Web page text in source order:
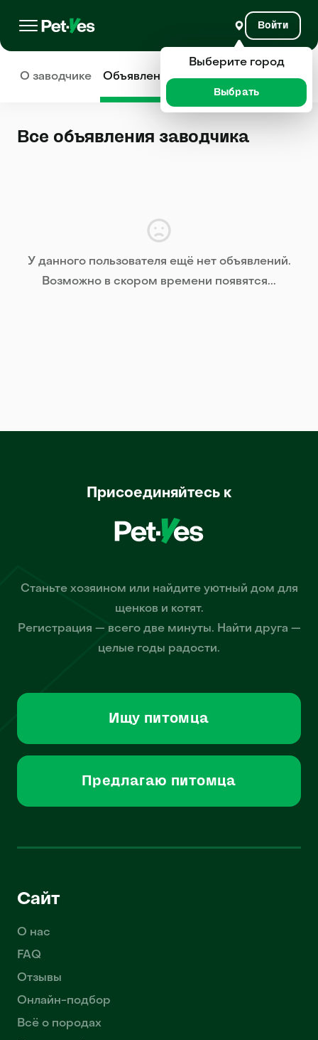
Войти
О заводчике Объявления Отзывы
Все объявления заводчика
У данного пользователя ещё нет объявлений.
Возможно в скором времени появятся...
Присоединяйтесь к
Станьте хозяином или найдите уютный дом для
щенков и котят.
Регистрация — всего две минуты. Найти друга —
целые годы радости.
Ищу питомца
Предлагаю питомца
Сайт
О нас
FAQ
Отзывы
Онлайн-подбор
Всё о породах
Выберите город
Выбрать